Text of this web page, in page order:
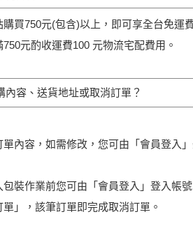
購買750元(包含)以上，即可享全台免運
元酌收運費100 元物流宅配費用。
內容、送貨地址或取消訂單？
單內容，如需修改，您可由「會員登入
包裝作業前您可由「會員登入」登入帳
」，該筆訂單即完成取消訂單。